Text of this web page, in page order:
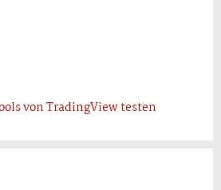
von TradingView testen